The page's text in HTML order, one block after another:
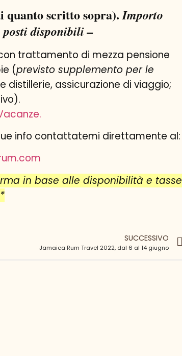
quanto scritto sopra).Importo
disponibili –
trattamento di mezza pensione
(previsto supplemento per le
distillerie, assicurazione di viaggio;
info contattatemi direttamente al:
in base alle disponibilità e tasse
SUCCESSIVO
Jamaica Rum Travel 2022, dal 6 al 14 giugno